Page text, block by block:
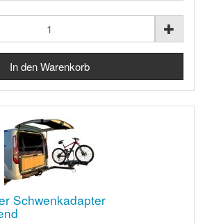
Schwenkadapter